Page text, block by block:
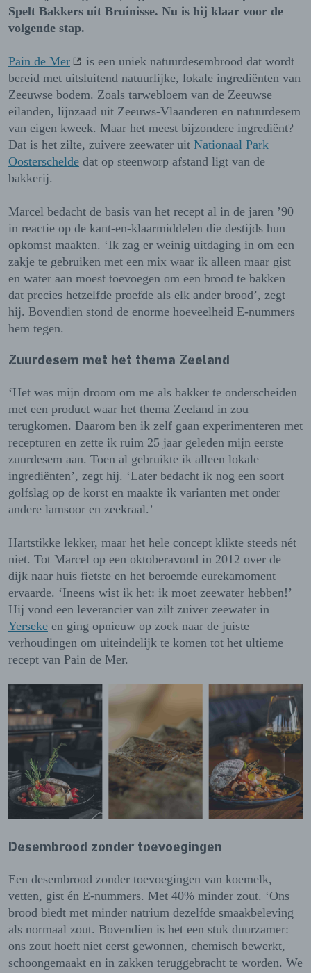
Spelt Bakkers uit Bruinisse. Nu is hij klaar voor de
volgende stap.
Pain de Mer
is een uniek natuurdesembrood dat wordt
bereid met uitsluitend natuurlijke, lokale ingrediënten van
Zeeuwse bodem. Zoals tarwebloem van de Zeeuwse
eilanden, lijnzaad uit Zeeuws-Vlaanderen en natuurdesem
van eigen kweek. Maar het meest bijzondere ingrediënt?
Dat is het zilte, zuivere zeewater uit Nationaal Park
Oosterschelde dat op steenworp afstand ligt van de
bakkerij.
Marcel bedacht de basis van het recept al in de jaren ’90
in reactie op de kant-en-klaarmiddelen die destijds hun
opkomst maakten. ‘Ik zag er weinig uitdaging in om een
zakje te gebruiken met een mix waar ik alleen maar gist
en water aan moest toevoegen om een brood te bakken
dat precies hetzelfde proefde als elk ander brood’, zegt
hij. Bovendien stond de enorme hoeveelheid E-nummers
hem tegen.
Zuurdesem met het thema Zeeland
‘Het was mijn droom om me als bakker te onderscheiden
met een product waar het thema Zeeland in zou
terugkomen. Daarom ben ik zelf gaan experimenteren met
recepturen en zette ik ruim 25 jaar geleden mijn eerste
zuurdesem aan. Toen al gebruikte ik alleen lokale
ingrediënten’, zegt hij. ‘Later bedacht ik nog een soort
golfslag op de korst en maakte ik varianten met onder
andere lamsoor en zeekraal.’
Hartstikke lekker, maar het hele concept klikte steeds nét
niet. Tot Marcel op een oktoberavond in 2012 over de
dijk naar huis fietste en het beroemde eurekamoment
ervaarde. ‘Ineens wist ik het: ik moet zeewater hebben!’
Hij vond een leverancier van zilt zuiver zeewater in
Yerseke en ging opnieuw op zoek naar de juiste
verhoudingen om uiteindelijk te komen tot het ultieme
recept van Pain de Mer.
Desembrood zonder toevoegingen
Een desembrood zonder toevoegingen van koemelk,
vetten, gist én E-nummers. Met 40% minder zout. ‘Ons
brood biedt met minder natrium dezelfde smaakbeleving
als normaal zout. Bovendien is het een stuk duurzamer:
ons zout hoeft niet eerst gewonnen, chemisch bewerkt,
schoongemaakt en in zakken teruggebracht te worden. We